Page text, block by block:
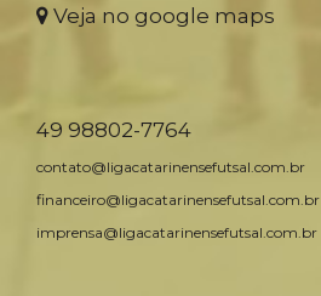
Veja no google maps
49 98802-7764
contato@ligacatarinensefutsal.com.br
financeiro@ligacatarinensefutsal.com.br
imprensa@ligacatarinensefutsal.com.br